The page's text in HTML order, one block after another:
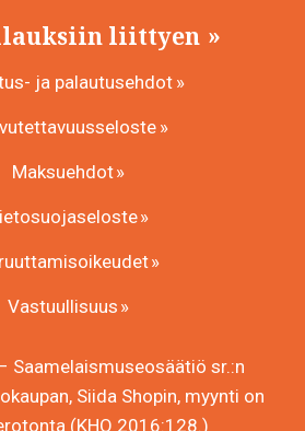
liittyen
ja palautusehdot
Maksuehdot
Vastuullisuus
Saamelaismuseosäätiö sr.:n
Siida Shopin, myynti on
(KHO 2016:128.)